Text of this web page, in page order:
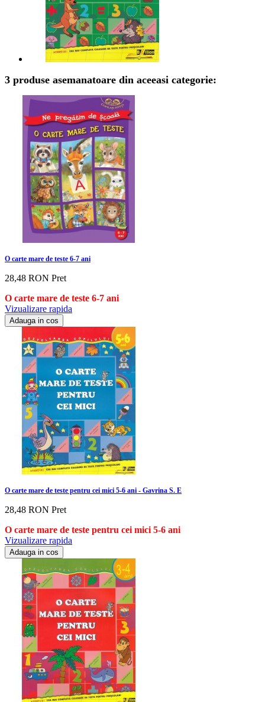
3 produse asemanatoare din aceeasi categorie:
O carte mare de teste 6-7 ani
28,48 RON Pret
O carte mare de teste 6-7 ani
Vizualizare rapida
Adauga in cos
O carte mare de teste pentru cei mici 5-6 ani - Gavrina S. E
28,48 RON Pret
O carte mare de teste pentru cei mici 5-6 ani
Vizualizare rapida
Adauga in cos